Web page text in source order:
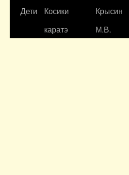
Дети
Косики
каратэ
Крысин
М.В.